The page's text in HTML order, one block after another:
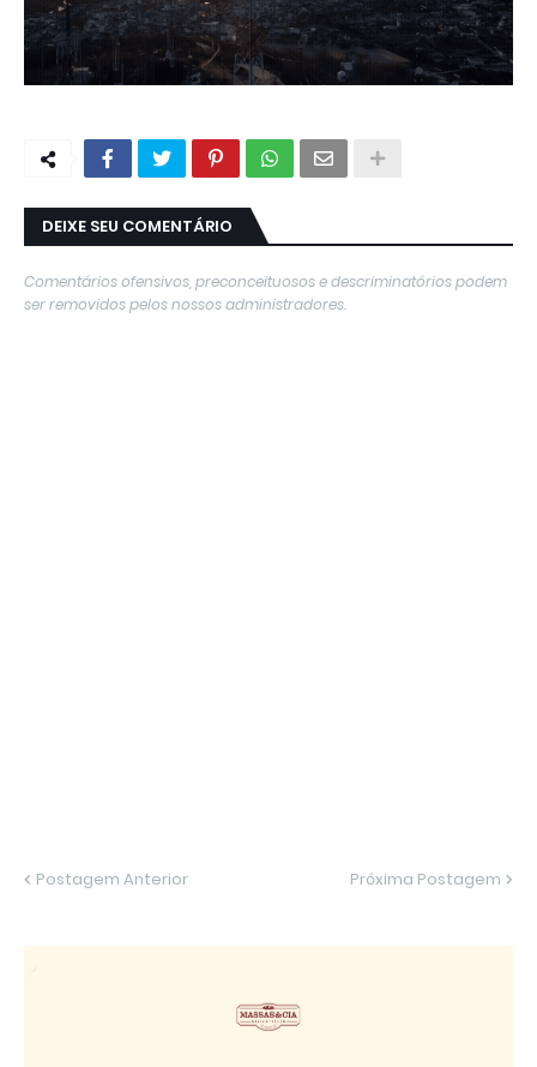
DEIXE SEU COMENTÁRIO
Comentários ofensivos, preconceituosos e descriminatórios podem
ser removidos pelos nossos administradores.
Postagem Anterior Próxima Postagem